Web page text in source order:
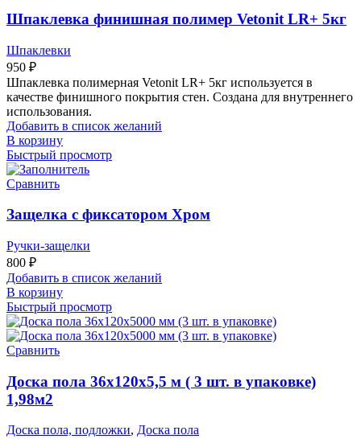
Шпаклевка финишная полимер Vetonit LR+ 5кг
Шпаклевки
950 ₽
Шпаклевка полимерная Vetonit LR+ 5кг используется в
качестве финишного покрытия стен. Создана для внутреннего
использования.
Добавить в список желаний
В корзину
Быстрый просмотр
Сравнить
Защелка с фиксатором Хром
Ручки-защелки
800 ₽
Добавить в список желаний
В корзину
Быстрый просмотр
Сравнить
Доска пола 36x120x5,5 м ( 3 шт. в упаковке)
1,98м2
Доска пола, подложки, Доска пола